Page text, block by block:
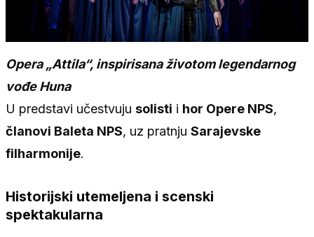
Opera „Attila“, inspirisana životom legendarnog
vođe Huna
U predstavi učestvuju solisti i hor Opere NPS,
članovi Baleta NPS, uz pratnju Sarajevske
filharmonije.
Historijski utemeljena i scenski
spektakularna